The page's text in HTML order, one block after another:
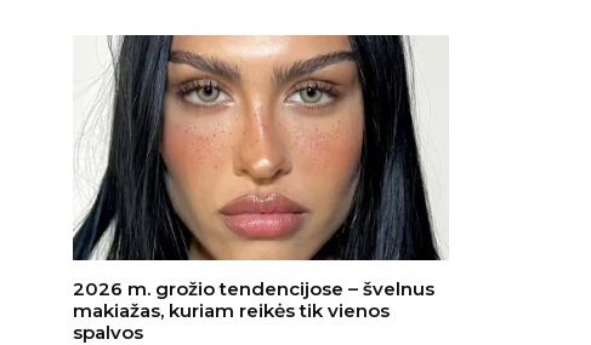
2026 m. grožio tendencijose – švelnus
makiažas, kuriam reikės tik vienos
spalvos